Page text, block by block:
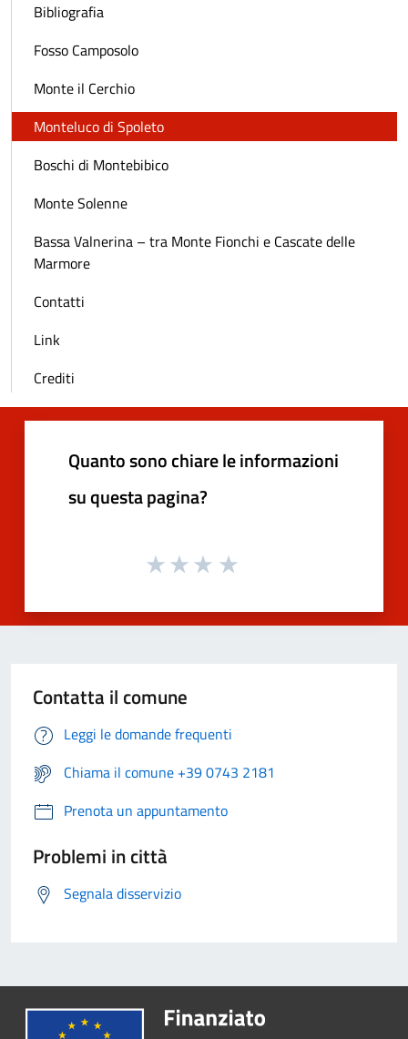
Bibliografia
Fosso Camposolo
Monte il Cerchio
Monteluco di Spoleto
Boschi di Montebibico
Monte Solenne
Bassa Valnerina – tra Monte Fionchi e Cascate delle
Marmore
Contatti
Link
Crediti
Quanto sono chiare le informazioni
su questa pagina?
Contatta il comune
Leggi le domande frequenti
Chiama il comune +39 0743 2181
Prenota un appuntamento
Problemi in città
Segnala disservizio